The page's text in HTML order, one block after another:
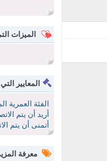
الميزات
المعايير
الفئة العمرية
أريد أن يتم
أتمنى أن يتم
معرفة